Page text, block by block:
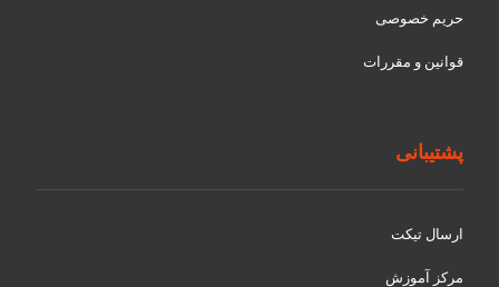
حریم خصوصی
قوانین و مقررات
پشتیبانی
ارسال تیکت
مرکز آموزش